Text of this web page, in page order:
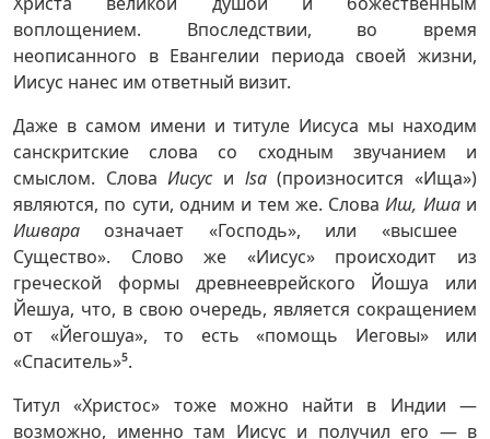
воплощением. Впоследствии, во время
неописанного в Евангелии периода своей жизни,
Иисус нанес им ответный визит.
Даже в самом имени и титуле Иисуса мы находим
санскритские слова со сходным звучанием и
смыслом. СловаИисуси lsa(произносится «Ища»)
являются, по сути, одним и тем же. СловаИш, Иша и
Ишвара означает «Господь», или «высшее
Существо». Слово же «Иисус» происходит из
греческой формы древнееврейского Йошуа или
Йешуа, что, в свою очередь, является сокращением
от «Йегошуа», то есть «помощь Иеговы» или
«Спаситель»5.
Титул «Христос» тоже можно найти в Индии —
возможно, именно там Иисус и получил его — в